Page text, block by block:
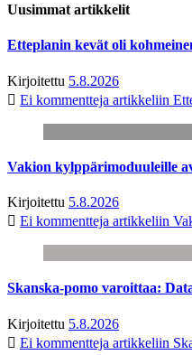
Uusimmat artikkelit
Etteplanin kevät oli
Kirjoitettu 5.8.2026
Ei kommentteja artikkeliin
Vakion kylppärimoduuleille
Kirjoitettu 5.8.2026
Ei kommentteja artikkeliin
Skanska-pomo varoittaa:
Kirjoitettu 5.8.2026
Ei kommentteja artikkeliin